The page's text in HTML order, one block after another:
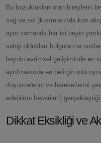
Bu bozuklukları olan bireylerin
sağ ve sol )kısımlarında kan
aynı zamanda her iki beyin
sahip oldukları bulgularına
beynin evrimsel gelişiminde en
ayrılmasında en belirgin rolü
düşüncelerini ve hareketlerini
edebilme becerileri) gerçekleştiği
Dikkat Eksikliği ve